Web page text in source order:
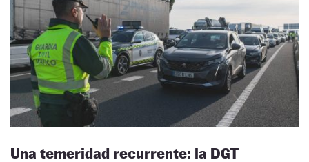
Una temeridad recurrente: la DGT